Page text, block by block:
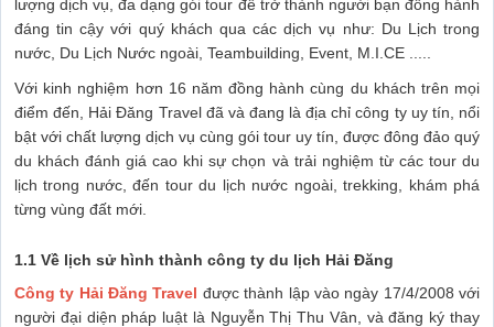
lượng dịch vụ, đa dạng gói tour để trở thành người bạn đồng hành
đáng tin cậy với quý khách qua các dịch vụ như: Du Lịch trong
nước, Du Lịch Nước ngoài, Teambuilding, Event, M.I.CE .....
Với kinh nghiệm hơn 16 năm đồng hành cùng du khách trên mọi
điểm đến, Hải Đăng Travel đã và đang là địa chỉ công ty uy tín, nổi
bật với chất lượng dịch vụ cùng gói tour uy tín, được đông đảo quý
du khách đánh giá cao khi sự chọn và trải nghiệm từ các tour du
lịch trong nước, đến tour du lịch nước ngoài, trekking, khám phá
từng vùng đất mới.
1.1 Về lịch sử hình thành công ty du lịch Hải Đăng
Công ty Hải Đăng Travel được thành lập vào ngày 17/4/2008 với
người đại diện pháp luật là Nguyễn Thị Thu Vân, và đăng ký thay